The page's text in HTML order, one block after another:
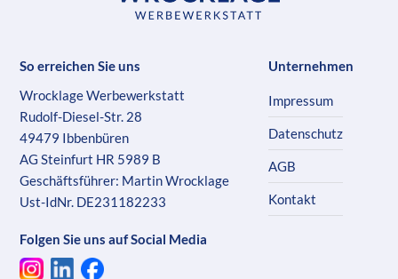
So erreichen Sie uns
Wrocklage Werbewerkstatt
Rudolf-Diesel-Str. 28
49479 Ibbenbüren
AG Steinfurt HR 5989 B
Geschäftsführer: Martin Wrocklage
Ust-IdNr. DE231182233
Folgen Sie uns auf Social Media
Unternehmen
Impressum
Datenschutz
AGB
Kontakt